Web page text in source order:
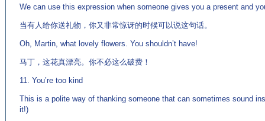
We can use this expression when someone gives you a present and
当有人给你送礼物，你又非常惊讶的时候可以说这句话。
Oh, Martin, what lovely flowers. You shouldn’t have!
马丁，这花真漂亮。你不必这么破费！
11. You’re too kind
This is a polite way of thanking someone that can sometimes sound
it!)